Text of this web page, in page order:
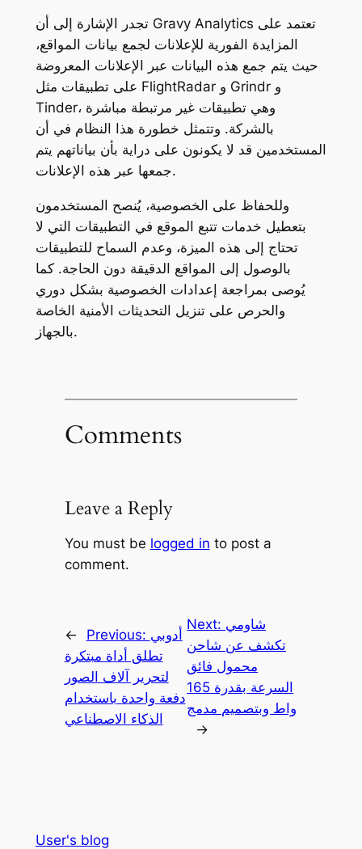
تجدر الإشارة إلى أن Gravy Analytics تعتمد على
المزايدة الفورية للإعلانات لجمع بيانات المواقع،
حيث يتم جمع هذه البيانات عبر الإعلانات المعروضة
على تطبيقات مثل FlightRadar و Grindr و
Tinder، وهي تطبيقات غير مرتبطة مباشرة
بالشركة. وتتمثل خطورة هذا النظام في أن
المستخدمين قد لا يكونون على دراية بأن بياناتهم يتم
جمعها عبر هذه الإعلانات.
وللحفاظ على الخصوصية، يُنصح المستخدمون
بتعطيل خدمات تتبع الموقع في التطبيقات التي لا
تحتاج إلى هذه الميزة، وعدم السماح للتطبيقات
بالوصول إلى المواقع الدقيقة دون الحاجة. كما
يُوصى بمراجعة إعدادات الخصوصية بشكل دوري
والحرص على تنزيل التحديثات الأمنية الخاصة
بالجهاز.
Comments
Leave a Reply
You must be logged in to post a
comment.
← Previous: أدوبي
تطلق أداة مبتكرة
لتحرير آلاف الصور
دفعة واحدة باستخدام
الذكاء الاصطناعي
Next: شاومي
تكشف عن شاحن
محمول فائق
السرعة بقدرة 165
واط وبتصميم مدمج
→
User's blog